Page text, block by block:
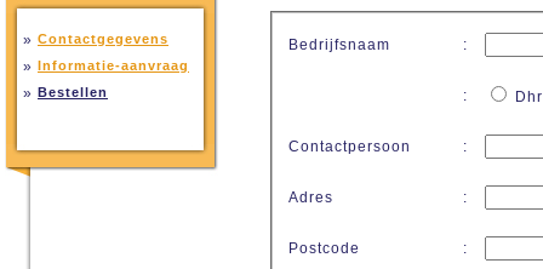
» Contactgegevens
» Informatie-aanvraag
» Bestellen
Bedrijfsnaam :
:
Contactpersoon :
Adres :
Postcode :